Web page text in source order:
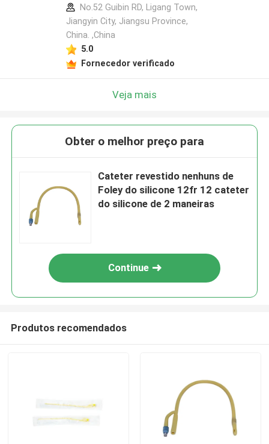
No.52 Guibin RD, Ligang Town,
Jiangyin City, Jiangsu Province,
China. ,China
5.0
Fornecedor verificado
Veja mais
Obter o melhor preço para
Cateter revestido nenhuns de
Foley do silicone 12fr 12 cateter
do silicone de 2 maneiras
Continue
Produtos recomendados